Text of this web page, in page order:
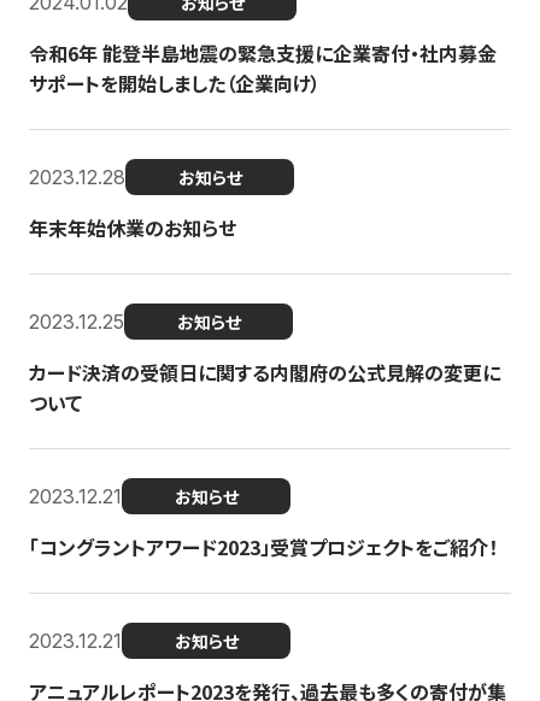
令和6年 能登半島地震の緊急支援に企業寄付・社内募金
サポートを開始しました（企業向け）
2023.12.28 お知らせ
年末年始休業のお知らせ
2023.12.25 お知らせ
カード決済の受領日に関する内閣府の公式見解の変更に
ついて
2023.12.21 お知らせ
「コングラントアワード2023」受賞プロジェクトをご紹介！
2023.12.21 お知らせ
アニュアルレポート2023を発行、過去最も多くの寄付が集